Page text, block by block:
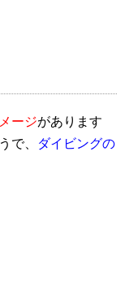
ージがあります
で、
ダイビングの